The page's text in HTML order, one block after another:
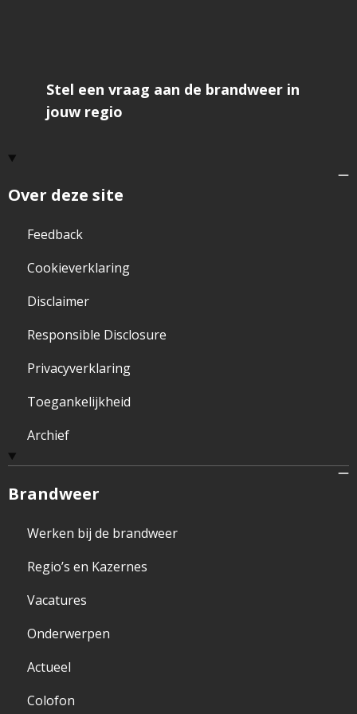
Over deze site
Feedback
Cookieverklaring
Disclaimer
Responsible Disclosure
Privacyverklaring
Toegankelijkheid
Archief
Brandweer
Werken bij de brandweer
Regio’s en Kazernes
Vacatures
Onderwerpen
Actueel
Colofon
Stel een vraag aan de brandweer in
jouw regio